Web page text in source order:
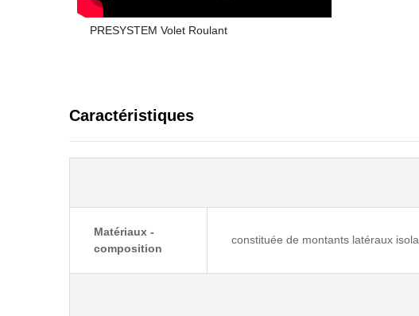
PRESYSTEM Volet Roulant
Caractéristiques
Matériaux -
composition
constituée de montants latéraux